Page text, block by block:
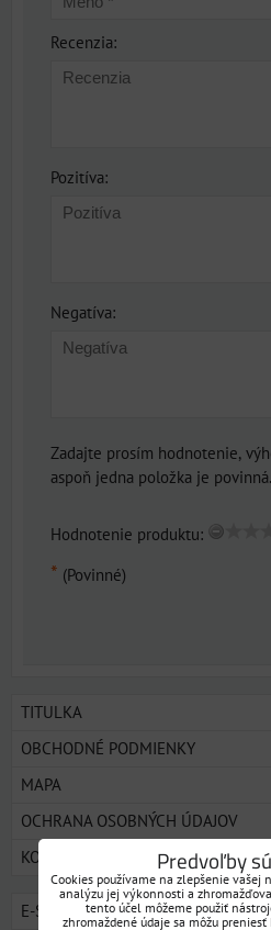
Recenzia:
Pozitíva:
Negatíva:
Zadajte prosím hodnotenie,
aspoň jedna položka je povinná.
Hodnotenie produktu:
* (Povinné)
TITULKA
OBCHODNÉ PODMIENKY
MAPA
OCHRANA OSOBNÝCH ÚDAJOV
KONTAKT
E-SHOP SORTIMENT
Predvoľby
Cookies používame na zlepšenie vašej
analýzu jej výkonnosti a
tento účel môžeme použiť
zhromaždené údaje sa môžu